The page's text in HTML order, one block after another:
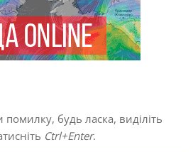
будь ласка, виділіть
Ctrl+Enter.